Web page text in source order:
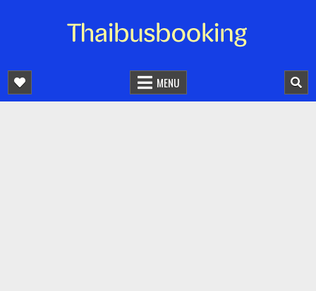
จองตั๋วรถออนไลน์ 24 ชั่วโมง
MENU